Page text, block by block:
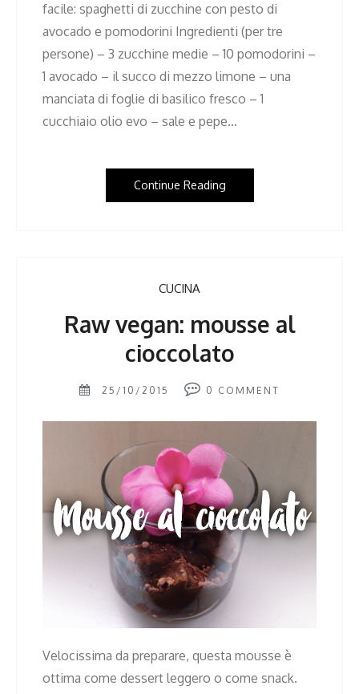
facile: spaghetti di zucchine con pesto di
avocado e pomodorini Ingredienti (per tre
persone) – 3 zucchine medie – 10 pomodorini –
1 avocado – il succo di mezzo limone – una
manciata di foglie di basilico fresco – 1
cucchiaio olio evo – sale e pepe…
Continue Reading
CUCINA
Raw vegan: mousse al
cioccolato
25/10/2015 0 COMMENT
Velocissima da preparare, questa mousse è
ottima come dessert leggero o come snack.